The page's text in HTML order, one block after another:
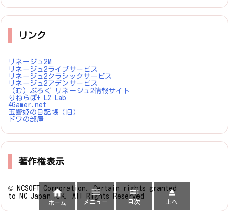
リンク
リネージュ2M
リネージュ2ライブサービス
リネージュ2クラシックサービス
リネージュ2アデンサービス
（む）ぶろぐ リネージュ2情報サイト
りねらぼ+ L2 Lab
4Gamer.net
玉響姫の日記帳（旧）
ドワの部屋
著作権表示
© NCSOFT Corporation. Certain rights granted
to NC Japan K.K. All Rights Reserved

ホーム

メニュー

目次

上へ